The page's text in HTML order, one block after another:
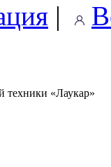
|
техники «Лаукар»